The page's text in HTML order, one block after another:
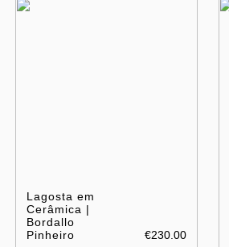
Lagosta em
Cerâmica |
Bordallo
Pinheiro
€230.00